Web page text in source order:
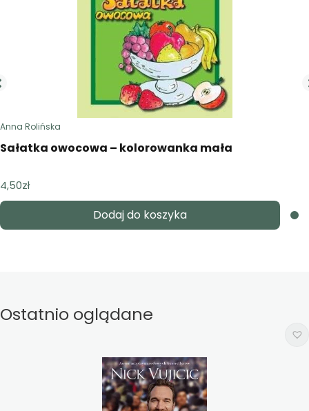
Anna Rolińska
Sałatka owocowa – kolorowanka mała
4,50zł
Dodaj do koszyka
Ostatnio oglądane